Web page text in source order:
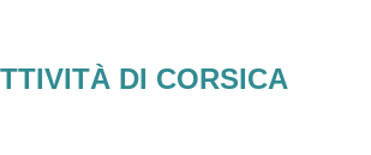
DI CORSICA